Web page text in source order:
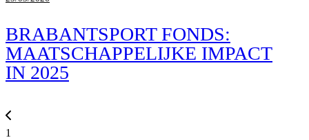
BRABANTSPORT FONDS:
MAATSCHAPPELIJKE IMPACT
IN 2025
1